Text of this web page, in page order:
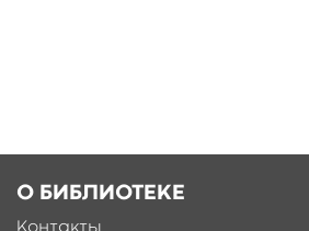
О БИБЛИОТЕКЕ
Контакты